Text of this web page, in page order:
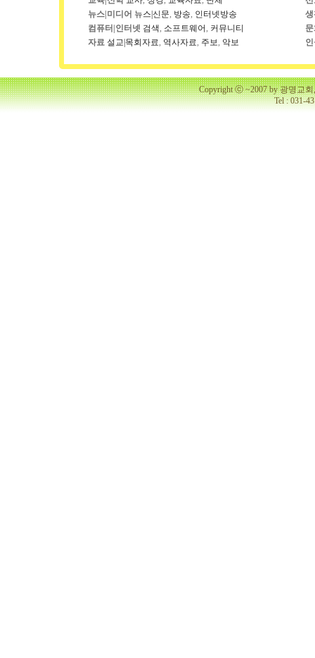
뉴스|미디어 뉴스|신문, 방송, 인터넷방송
컴퓨터|인터넷 검색, 소프트웨어, 커뮤니티
자료 설교|목회자료, 역사자료, 주보, 악보
Copyright ⓒ ~2007 by 광명교
Tel : 031-